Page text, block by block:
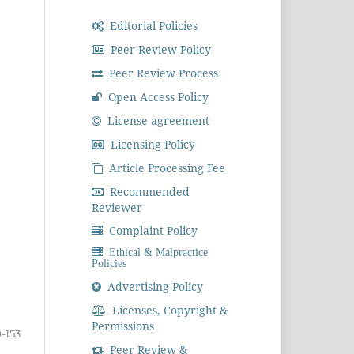
153
Editorial Policies
Peer Review Policy
Peer Review Process
Open Access Policy
License agreement
Licensing Policy
Article Processing Fee
Recommended
Reviewer
Complaint Policy
Ethical & Malpractice
Policies
Advertising Policy
Licenses, Copyright &
Permissions
Peer Review &